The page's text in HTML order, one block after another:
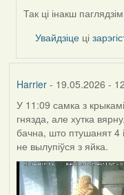
Так ці інакш
Увайдзіце ці
Harrier- 19.05.2026 -
У 11:09 самка з
гнязда, але хутка
бачна, што птушанят 4
не вылупіўся з яйка.